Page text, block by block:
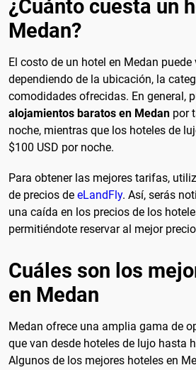
¿Cuánto cuesta un
Medan?
El costo de un hotel en Medan
dependiendo de la ubicación, la
comodidades ofrecidas. En general,
alojamientos baratos en Medan por
noche, mientras que los hoteles de
$100 USD por noche.
Para obtener las mejores tarifas,
de precios de eLandFly. Así, serás
una caída en los precios de los
permitiéndote reservar al mejor
Cuáles son los
en Medan
Medan ofrece una amplia gama de
que van desde hoteles de lujo hasta
Algunos de los mejores hoteles en